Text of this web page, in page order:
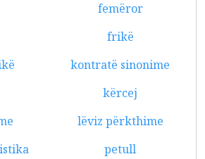
femëror
frikë
kontratë sinonime
kërcej
lëviz përkthime
petull